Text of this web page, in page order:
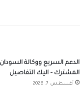
الدعم السريع ووكالة السودان
المشترك – اليك التفاصيل
أغسطس 7, 2026